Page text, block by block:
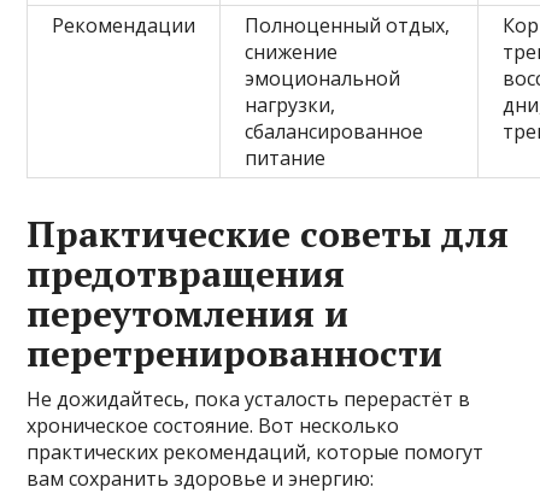
Рекомендации
Полноценный отдых,
снижение
эмоциональной
нагрузки,
сбалансированное
питание
Практические советы для
предотвращения
переутомления и
перетренированности
Не дожидайтесь, пока усталость перерастёт в
хроническое состояние. Вот несколько
практических рекомендаций, которые помогут
вам сохранить здоровье и энергию: